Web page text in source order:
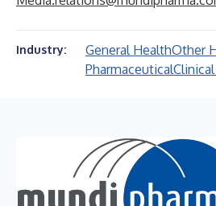
Industry: General HealthOther
Pharmaceutical